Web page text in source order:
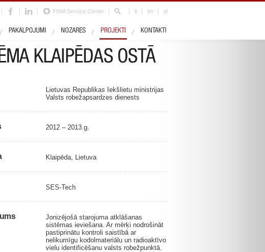
FIMA Service Center lt en pl
PAKALPOJUMI NOZARES PROJEKTI KONTAKTI
Nozares Drošība un apsardze
KLAIPĒDAS OSTĀ
Lietuvas Republikas Iekšlietu ministrijas
Valsts robežapsardzes dienests
2012 – 2013.g.
Klaipēda, Lietuva
SES-Tech
Jonizējošā starojuma atklāšanas
sistēmas ieviešana. Ar mērķi nodrošināt
pastiprinātu kontroli saistībā ar
nelikumīgu kodolmateriālu un radioaktīvo
vielu identificēšanu valsts robežpunktā.